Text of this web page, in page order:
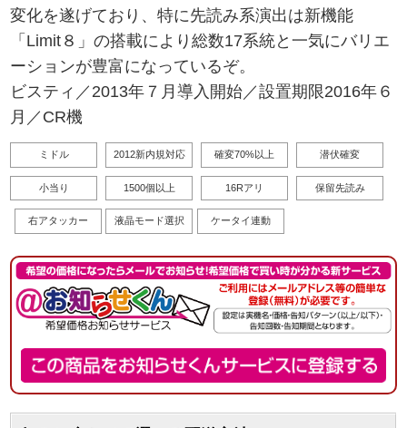
変化を遂げており、特に先読み系演出は新機能
「Limit８」の搭載により総数17系統と一気にバリエ
ーションが豊富になっているぞ。
ビスティ／2013年７月導入開始／設置期限2016年６
月／CR機
ミドル 2012新内規対応 確変70%以上 潜伏確変
小当り 1500個以上 16Rアリ 保留先読み
右アタッカー 液晶モード選択 ケータイ連動